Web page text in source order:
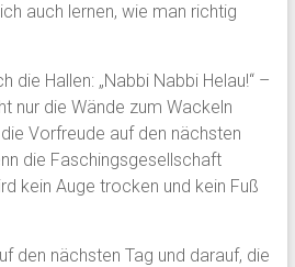
auch lernen, wie man richtig
die Hallen: „Nabbi Nabbi Helau!“ –
nur die Wände zum Wackeln
Vorfreude auf den nächsten
die Faschingsgesellschaft
kein Auge trocken und kein Fuß
den nächsten Tag und darauf, die